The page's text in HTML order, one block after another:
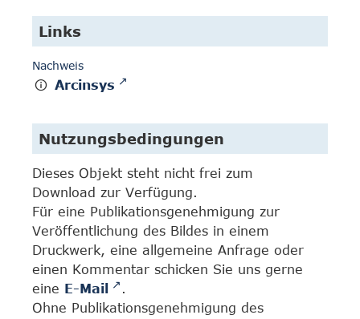
Links
Nachweis
Arcinsys
Nutzungsbedingungen
Dieses Objekt steht nicht frei zum
Download zur Verfügung.
Für eine Publikationsgenehmigung zur
Veröffentlichung des Bildes in einem
Druckwerk, eine allgemeine Anfrage oder
einen Kommentar schicken Sie uns gerne
eine E-Mail
.
Ohne Publikationsgenehmigung des